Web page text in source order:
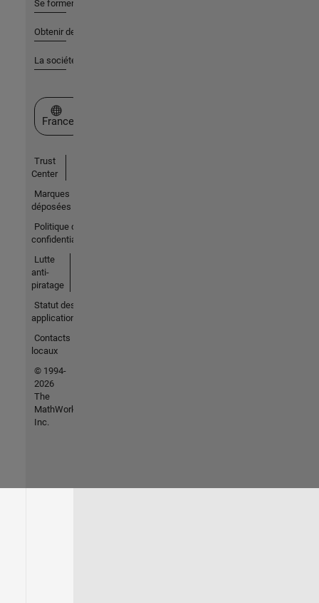
Se former
Obtenir de l'aide
La société
Sélectionner un site web
France
Trust
Center
Marques
déposées
Politique de
confidentialité
Lutte
anti-
piratage
Statut des
applications
Contacts
locaux
© 1994-
2026
The
MathWorks,
Inc.